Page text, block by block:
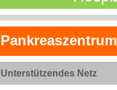
Pankreaszentrum
Unterstützendes Netz